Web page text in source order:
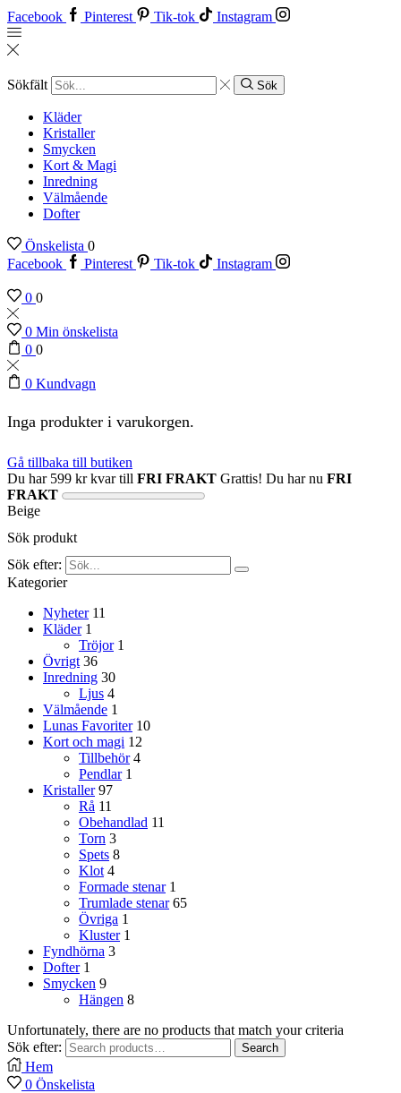
Facebook Pinterest Tik-tok Instagram
Sökfält Sök
Kläder
Kristaller
Smycken
Kort & Magi
Inredning
Välmående
Dofter
Önskelista 0
Facebook
Pinterest Tik-tok Instagram
0 0
0 Min önskelista
0 0
0 Kundvagn
Inga produkter i varukorgen.
Gå tillbaka till butiken
Du har 599 krkvar till FRI FRAKT Grattis! Du har nu FRI
FRAKT
Beige
Sök produkt
Sök efter:
Kategorier
Nyheter 11
Kläder 1
Tröjor 1
Övrigt 36
Inredning 30
Ljus 4
Välmående 1
Lunas Favoriter 10
Kort och magi 12
Tillbehör 4
Pendlar 1
Kristaller 97
Rå 11
Obehandlad 11
Torn 3
Spets 8
Klot 4
Formade stenar 1
Trumlade stenar 65
Övriga 1
Kluster 1
Fyndhörna 3
Dofter 1
Smycken 9
Hängen 8
Unfortunately, there are no products that match your criteria
Sök efter:
Search
Hem
0 Önskelista